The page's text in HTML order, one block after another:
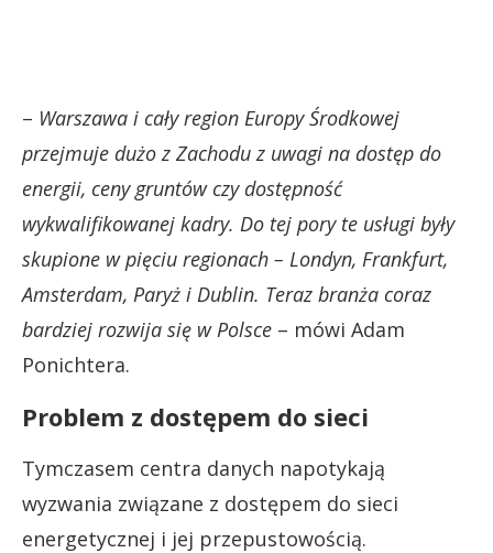
– Warszawa i cały region Europy Środkowej
przejmuje dużo z Zachodu z uwagi na dostęp do
energii, ceny gruntów czy dostępność
wykwalifikowanej kadry. Do tej pory te usługi były
skupione w pięciu regionach – Londyn, Frankfurt,
Amsterdam, Paryż i Dublin. Teraz branża coraz
bardziej rozwija się w Polsce – mówi Adam
Ponichtera.
Problem z dostępem do sieci
Tymczasem centra danych napotykają
wyzwania związane z dostępem do sieci
energetycznej i jej przepustowością.